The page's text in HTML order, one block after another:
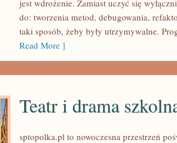
(IOT)jest wdrożenie. Zamiast uczyć się
do: tworzenia metod, debugowania,
taki sposób, żeby były utrzymywalne.
Read More ]
Teatr i drama
sptopolka.pl to nowoczesna przestrzeń